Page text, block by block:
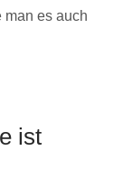
man es auch
ist